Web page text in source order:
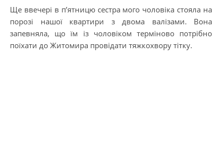
Ще ввечері в п’ятницю сестра мого чоловіка стояла на
порозі нашої квартири з двома валізами. Вона
запевняла, що їм із чоловіком терміново потрібно
поїхати до Житомира провідати тяжкохвору тітку.